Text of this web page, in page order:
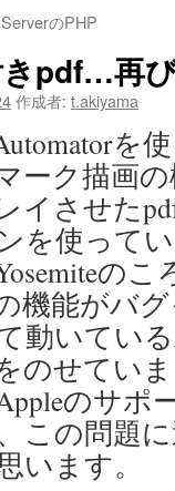
のPHP
pdf…再
作成者: t.akiyama
を
ーク描画
イさせた
を使ってい
の
機能がバ
動いている
のせていま
のサポ
この問題
います。